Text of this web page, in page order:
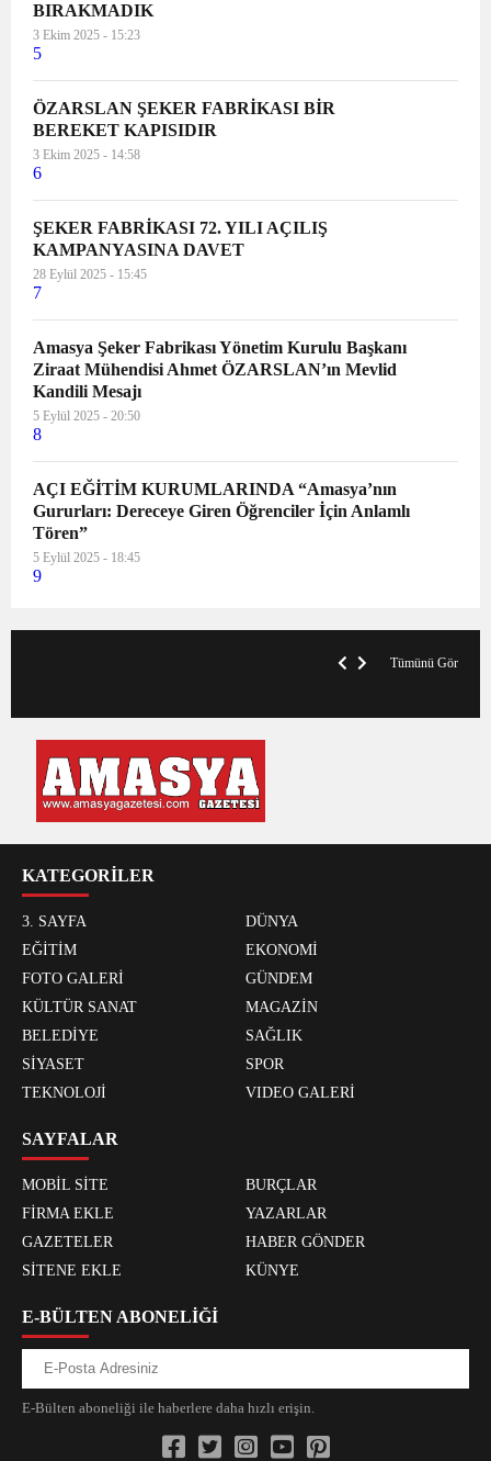
BIRAKMADIK
3 Ekim 2025 - 15:23
5
ÖZARSLAN ŞEKER FABRİKASI BİR
BEREKET KAPISIDIR
3 Ekim 2025 - 14:58
6
ŞEKER FABRİKASI 72. YILI AÇILIŞ
KAMPANYASINA DAVET
28 Eylül 2025 - 15:45
7
Amasya Şeker Fabrikası Yönetim Kurulu Başkanı
Ziraat Mühendisi Ahmet ÖZARSLAN’ın Mevlid
Kandili Mesajı
5 Eylül 2025 - 20:50
8
AÇI EĞİTİM KURUMLARINDA “Amasya’nın
Gururları: Dereceye Giren Öğrenciler İçin Anlamlı
Tören”
5 Eylül 2025 - 18:45
9
Tümünü Gör
KATEGORİLER
3. SAYFA
DÜNYA
EĞİTİM
EKONOMİ
FOTO GALERİ
GÜNDEM
KÜLTÜR SANAT
MAGAZİN
BELEDİYE
SAĞLIK
SİYASET
SPOR
TEKNOLOJİ
VIDEO GALERİ
SAYFALAR
MOBİL SİTE
BURÇLAR
FİRMA EKLE
YAZARLAR
GAZETELER
HABER GÖNDER
SİTENE EKLE
KÜNYE
E-BÜLTEN ABONELİĞİ
E-Bülten aboneliği ile haberlere daha hızlı erişin.